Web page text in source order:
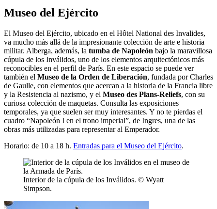
Museo del Ejército
El Museo del Ejército, ubicado en el Hôtel National des Invalides,
va mucho más allá de la impresionante colección de arte e historia
militar. Alberga, además, la tumba de Napoleón bajo la maravillosa
cúpula de los Inválidos, uno de los elementos arquitectónicos más
reconocibles en el perfil de París. En este espacio se puede ver
también el Museo de la Orden de Liberación, fundada por Charles
de Gaulle, con elementos que acercan a la historia de la Francia libre
y la Resistencia al nazismo, y el Museo des Plans-Reliefs, con su
curiosa colección de maquetas. Consulta las exposiciones
temporales, ya que suelen ser muy interesantes. Y no te pierdas el
cuadro “Napoleón I en el trono imperial”, de Ingres, una de las
obras más utilizadas para representar al Emperador.
Horario: de 10 a 18 h. Entradas para el Museo del Ejército.
Interior de la cúpula de los Inválidos. © Wyatt
Simpson.